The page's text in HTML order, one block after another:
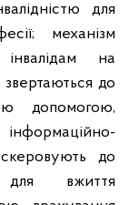
для
механізм
на
до
допомогою,
інформаційно-
до
для вжиття